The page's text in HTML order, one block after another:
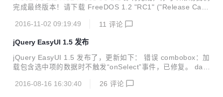
可以设置意大利货币格式。 combo：加入“multivalue”属性允
完成最终版本！请下载 FreeDOS 1.2 "RC1" ("Release Cand
间。请报告任何问题给 freedos-devel 邮件列表。你可以在我
ualBox 中的网络问题可能是一个 FreeDOS 配置问题 或 Virtu
alBox 包驱动问题。VMware Fusion 8.1.1 在虚拟机配置好桥
接模式后运行正常。
2016-11-02 09:19:49 11 评论
jQuery EasyUI 1.5 发布
jQuery EasyUI 1.5 发布了，更新如下： 错误 combobox：加
载包含选中项的数据时不触发“onSelect”事件，已修复。 data
已修复。 改进 标签（label）可以关联任意形式的字段。 com
2016-08-16 16:30:40 26 评论